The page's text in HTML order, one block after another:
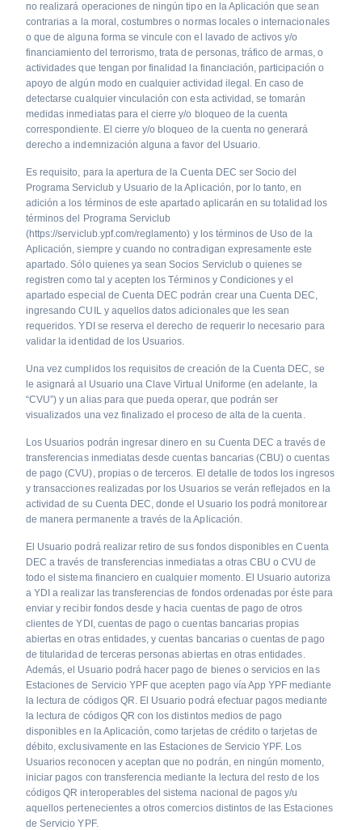
no realizará operaciones de ningún tipo en la Aplicación que sean
contrarias a la moral, costumbres o normas locales o internacionales
o que de alguna forma se vincule con el lavado de activos y/o
financiamiento del terrorismo, trata de personas, tráfico de armas, o
actividades que tengan por finalidad la financiación, participación o
apoyo de algún modo en cualquier actividad ilegal. En caso de
detectarse cualquier vinculación con esta actividad, se tomarán
medidas inmediatas para el cierre y/o bloqueo de la cuenta
correspondiente. El cierre y/o bloqueo de la cuenta no generará
derecho a indemnización alguna a favor del Usuario.
Es requisito, para la apertura de la Cuenta DEC ser Socio del
Programa Serviclub y Usuario de la Aplicación, por lo tanto, en
adición a los términos de este apartado aplicarán en su totalidad los
términos del Programa Serviclub
(https://serviclub.ypf.com/reglamento) y los términos de Uso de la
Aplicación, siempre y cuando no contradigan expresamente este
apartado. Sólo quienes ya sean Socios Serviclub o quienes se
registren como tal y acepten los Términos y Condiciones y el
apartado especial de Cuenta DEC podrán crear una Cuenta DEC,
ingresando CUIL y aquellos datos adicionales que les sean
requeridos. YDI se reserva el derecho de requerir lo necesario para
validar la identidad de los Usuarios.
Una vez cumplidos los requisitos de creación de la Cuenta DEC, se
le asignará al Usuario una Clave Virtual Uniforme (en adelante, la
“CVU”) y un alias para que pueda operar, que podrán ser
visualizados una vez finalizado el proceso de alta de la cuenta.
Los Usuarios podrán ingresar dinero en su Cuenta DEC a través de
transferencias inmediatas desde cuentas bancarias (CBU) o cuentas
de pago (CVU), propias o de terceros. El detalle de todos los ingresos
y transacciones realizadas por los Usuarios se verán reflejados en la
actividad de su Cuenta DEC, donde el Usuario los podrá monitorear
de manera permanente a través de la Aplicación.
El Usuario podrá realizar retiro de sus fondos disponibles en Cuenta
DEC a través de transferencias inmediatas a otras CBU o CVU de
todo el sistema financiero en cualquier momento. El Usuario autoriza
a YDI a realizar las transferencias de fondos ordenadas por éste para
enviar y recibir fondos desde y hacia cuentas de pago de otros
clientes de YDI, cuentas de pago o cuentas bancarias propias
abiertas en otras entidades, y cuentas bancarias o cuentas de pago
de titularidad de terceras personas abiertas en otras entidades.
Además, el Usuario podrá hacer pago de bienes o servicios en las
Estaciones de Servicio YPF que acepten pago vía App YPF mediante
la lectura de códigos QR. El Usuario podrá efectuar pagos mediante
la lectura de códigos QR con los distintos medios de pago
disponibles en la Aplicación, como tarjetas de crédito o tarjetas de
débito, exclusivamente en las Estaciones de Servicio YPF. Los
Usuarios reconocen y aceptan que no podrán, en ningún momento,
iniciar pagos con transferencia mediante la lectura del resto de los
códigos QR interoperables del sistema nacional de pagos y/u
aquellos pertenecientes a otros comercios distintos de las Estaciones
de Servicio YPF.